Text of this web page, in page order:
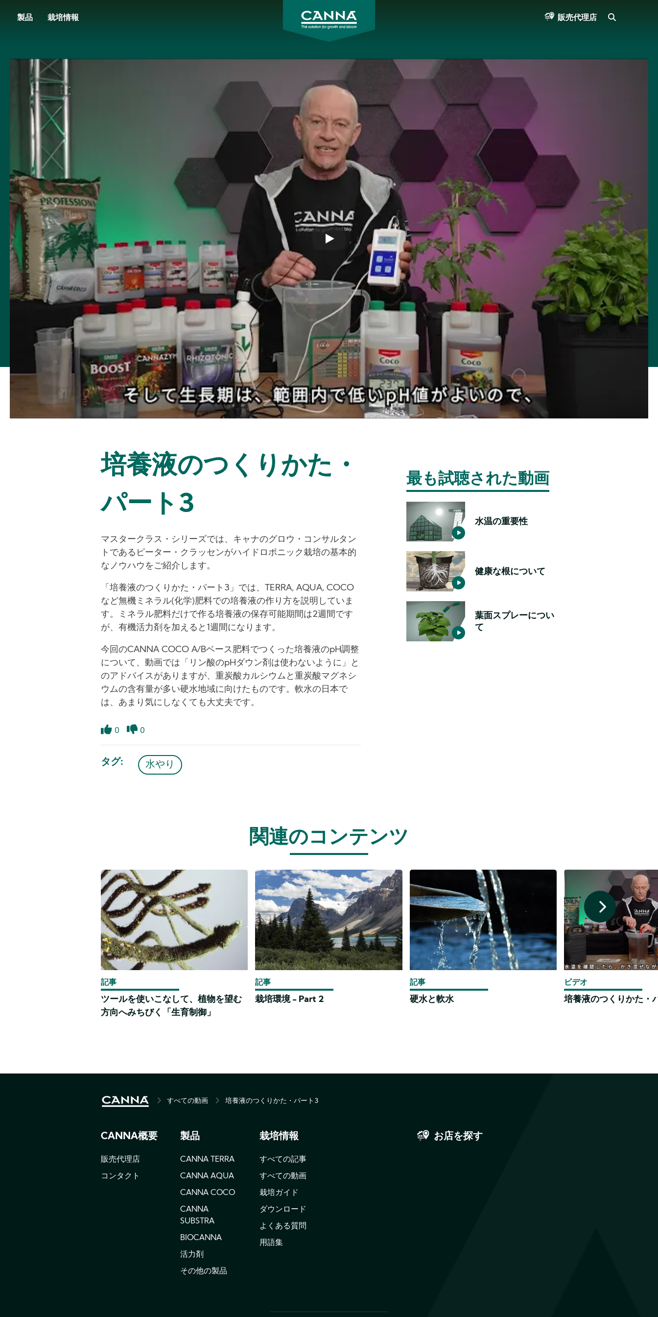
Skip
製品 栽培情報 販売代理店
培養液のつくりかた・
パート3
マスタークラス・シリーズでは、キャナのグロウ・コンサルタン
トであるピーター・クラッセンがハイドロポニック栽培の基本的
なノウハウをご紹介します。
「培養液のつくりかた・パート3」では、TERRA, AQUA, COCO
など無機ミネラル(化学)肥料での培養液の作り方を説明していま
す。ミネラル肥料だけで作る培養液の保存可能期間は2週間です
が、有機活力剤を加えると1週間になります。
今回のCANNA COCO A/Bベース肥料でつくった培養液のpH調整
について、動画では「リン酸のpHダウン剤は使わないように」と
のアドバイスがありますが、重炭酸カルシウムと重炭酸マグネシ
ウムの含有量が多い硬水地域に向けたものです。軟水の日本で
は、あまり気にしなくても大丈夫です。
0 0
タグ 水やり
最も試聴された動画
水温の重要性
健康な根について
葉面スプレーについ
て
関連のコンテンツ
記事
ツールを使いこなして、植物を望む
方向へみちびく「生育制御」
記事
栽培環境 - Part 2
記事
硬水と軟水
ビデオ
培養液のつくりかた・
BREADCRUMB
すべての動画 培養液のつくりかた・パート3
CANNA概要
販売代理店
コンタクト
製品
CANNA TERRA
CANNA AQUA
CANNA COCO
CANNA
SUBSTRA
BIOCANNA
活力剤
その他の製品
栽培情報
すべての記事
すべての動画
栽培ガイド
ダウンロード
よくある質問
用語集
お店を探す